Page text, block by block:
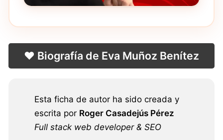
❤️ Biografía de Eva Muñoz Benítez
Esta ficha de autor ha sido creada y
escrita por Roger Casadejús Pérez
Full stack web developer & SEO